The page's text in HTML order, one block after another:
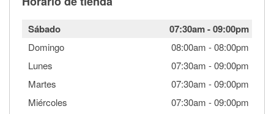
Sábado 07:30am-09:00pm
Domingo 08:00am -08:00pm
Lunes
07:30am -09:00pm
Martes
07:30am -09:00pm
Miércoles
07:30am -09:00pm